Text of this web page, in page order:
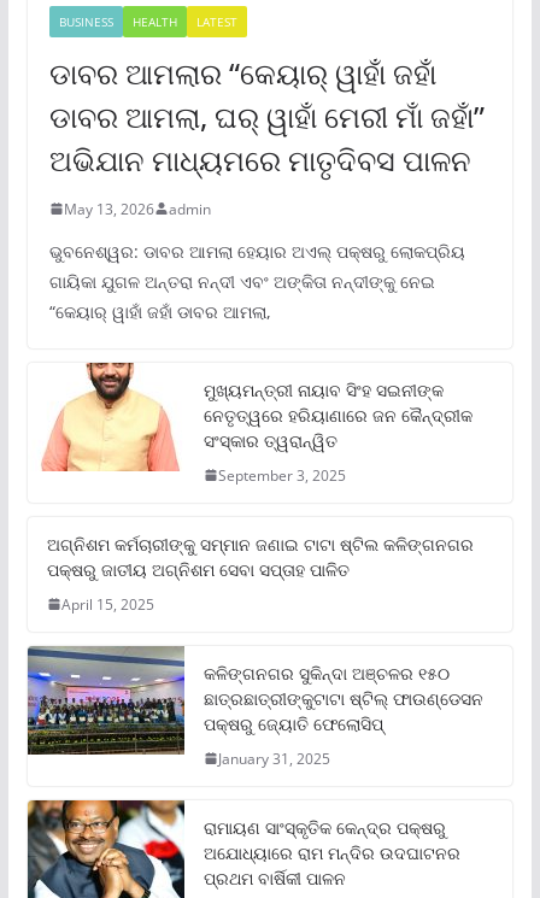
BUSINESS HEALTH LATEST
ଡାବର ଆମଲାର “କେୟାର୍ ୱାହାଁ ଜହାଁ
ଡାବର ଆମଲା, ଘର୍ ୱାହାଁ ମେରୀ ମାଁ ଜହାଁ”
ଅଭିଯାନ ମାଧ୍ୟମରେ ମାତୃଦିବସ ପାଳନ
May 13, 2026 admin
ଭୁବନେଶ୍ୱର: ଡାବର ଆମଲା ହେୟାର ଅଏଲ୍ ପକ୍ଷରୁ ଲୋକପ୍ରିୟ
ଗାୟିକା ଯୁଗଳ ଅନ୍ତରା ନନ୍ଦୀ ଏବଂ ଅଙ୍କିତା ନନ୍ଦୀଙ୍କୁ ନେଇ
“କେୟାର୍ ୱାହାଁ ଜହାଁ ଡାବର ଆମଲା,
ମୁଖ୍ୟମନ୍ତ୍ରୀ ନାୟାବ ସିଂହ ସଇନୀଙ୍କ
ନେତୃତ୍ୱରେ ହରିୟାଣାରେ ଜନ କୈନ୍ଦ୍ରୀକ
ସଂସ୍କାର ତ୍ୱରାନ୍ୱିତ
September 3, 2025
ଅଗ୍ନିଶମ କର୍ମଚାରୀଙ୍କୁ ସମ୍ମାନ ଜଣାଇ ଟାଟା ଷ୍ଟିଲ କଳିଙ୍ଗନଗର
ପକ୍ଷରୁ ଜାତୀୟ ଅଗ୍ନିଶମ ସେବା ସପ୍ତାହ ପାଳିତ
April 15, 2025
କଳିଙ୍ଗନଗର ସୁକିନ୍ଦା ଅଞ୍ଚଳର ୧୫୦
ଛାତ୍ରଛାତ୍ରୀଙ୍କୁଟାଟା ଷ୍ଟିଲ୍ ଫାଉଣ୍ଡେସନ
ପକ୍ଷରୁ ଜ୍ୟୋତି ଫେଲୋସିପ୍‌
January 31, 2025
ରାମାୟଣ ସାଂସ୍କୃତିକ କେନ୍ଦ୍ର ପକ୍ଷରୁ
ଅଯୋଧ୍ୟାରେ ରାମ ମନ୍ଦିର ଉଦଘାଟନର
ପ୍ରଥମ ବାର୍ଷିକୀ ପାଳନ